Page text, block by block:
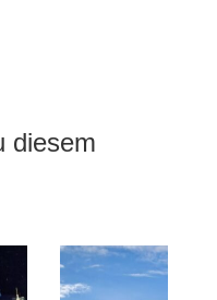
diesem